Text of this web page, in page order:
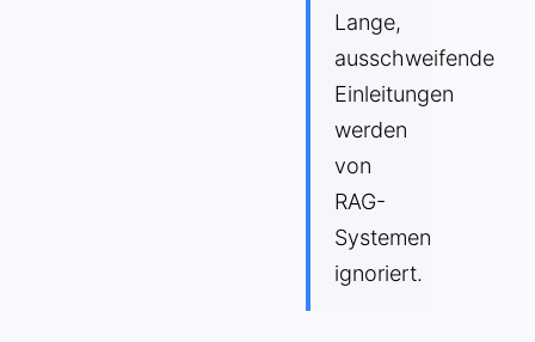
Lange,
ausschweifende
Einleitungen
werden
von
RAG-
Systemen
ignoriert.